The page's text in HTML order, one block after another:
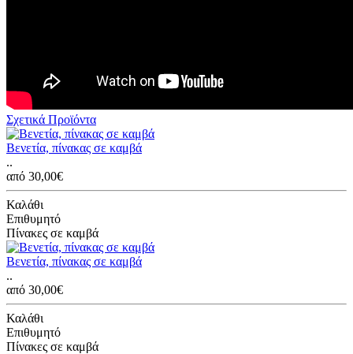
Σχετικά Προϊόντα
Βενετία, πίνακας σε καμβά
..
από 30,00€
Καλάθι
Επιθυμητό
Πίνακες σε καμβά
Βενετία, πίνακας σε καμβά
..
από 30,00€
Καλάθι
Επιθυμητό
Πίνακες σε καμβά